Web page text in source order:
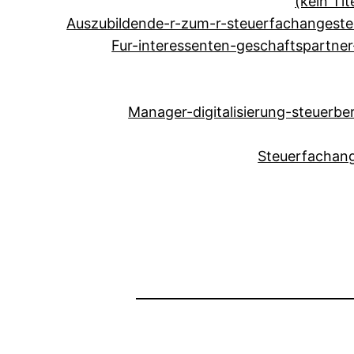
Auszubildende-r-zum-r-
Fur-interessenten-
Manager-digitalisierung-